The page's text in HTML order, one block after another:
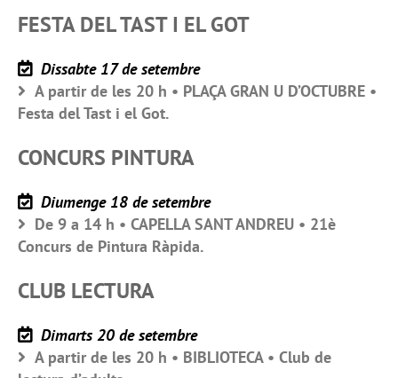
FESTA DEL TAST I EL GOT
Dissabte 17 de setembre
A partir de les 20 h • PLAÇA GRAN U D’OCTUBRE •
Festa del Tast i el Got.
CONCURS PINTURA
Diumenge 18 de setembre
De 9 a 14 h • CAPELLA SANT ANDREU • 21è
Concurs de Pintura Ràpida.
CLUB LECTURA
Dimarts 20 de setembre
A partir de les 20 h • BIBLIOTECA • Club de